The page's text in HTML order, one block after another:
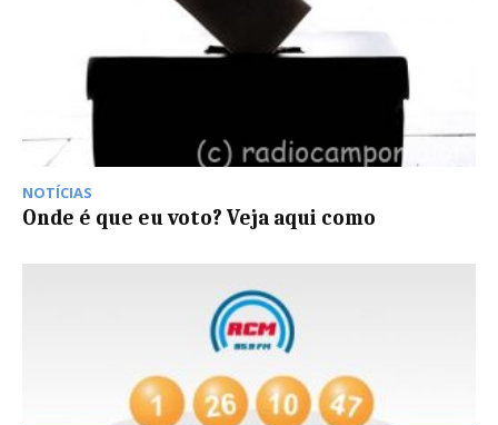
NOTÍCIAS
Onde é que eu voto? Veja aqui como